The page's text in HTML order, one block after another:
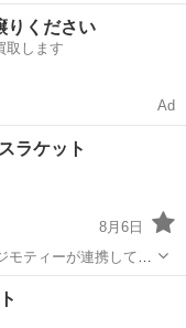
◇材
りください
取します
Ad
ラケット
8月6日
使えるものをリユース